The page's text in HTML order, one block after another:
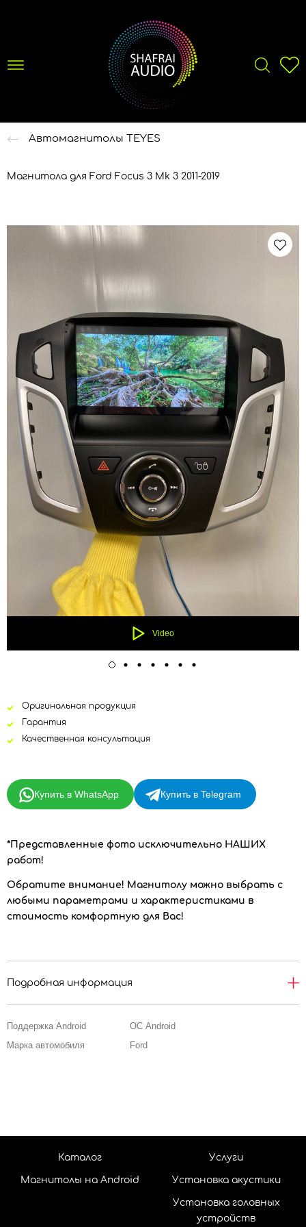
Автомагнитолы TEYES
Магнитола для Ford Focus 3 Mk 3 2011-2019
Video
Оригинальная продукция
Гарантия
Качественная консультация
Купить в WhatsApp Купить в Telegram
*Представленные фото исключительно НАШИХ
работ!
Обратите внимание! Магнитолу можно выбрать с
любыми параметрами и характеристиками в
стоимость комфортную для Вас!
Подробная информация
Поддержка Android
ОС Android
Марка автомобиля
Ford
Каталог
Магнитолы на Android
Услуги
Установка акустики
Установка головных
устройств